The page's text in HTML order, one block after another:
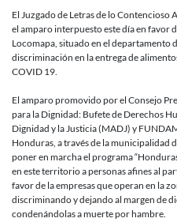
El Juzgado de Letras de lo
el amparo interpuesto este día en favor
Locomapa, situado en el departamento
discriminación en la entrega de
COVID 19.
El amparo promovido por el Consejo
para la Dignidad: Bufete de Derechos
Dignidad y la Justicia (MADJ) y
Honduras, a través de la municipalidad
poner en marcha el programa
en este territorio a personas afines al
favor de la empresas que operan en la
discriminando y dejando al margen de
condenándolas a muerte por hambre.